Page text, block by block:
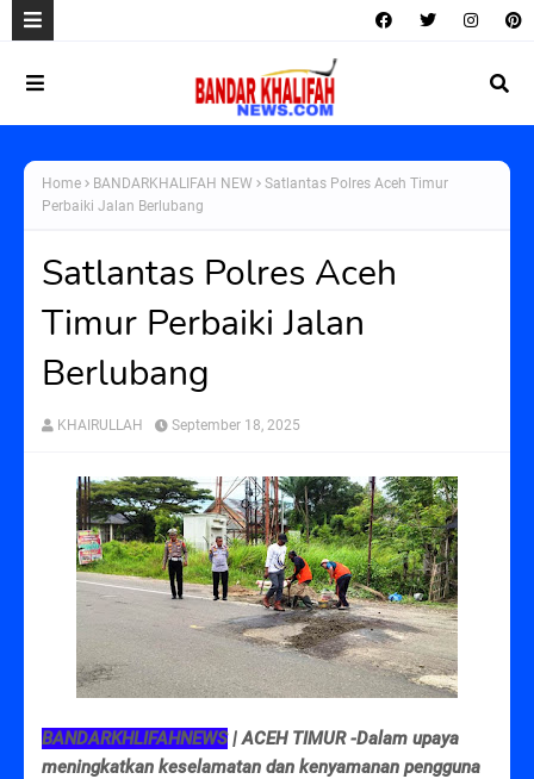
Home BANDARKHALIFAH NEW
Satlantas Polres Aceh Timur
Perbaiki Jalan Berlubang
Satlantas Polres Aceh
Timur Perbaiki Jalan
Berlubang
KHAIRULLAH September 18, 2025
BANDARKHLIFAHNEWS| ACEH TIMUR -Dalam upaya
meningkatkan keselamatan dan kenyamanan pengguna